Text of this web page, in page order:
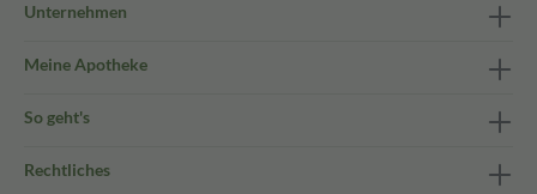
Unternehmen
Meine Apotheke
So geht's
Rechtliches